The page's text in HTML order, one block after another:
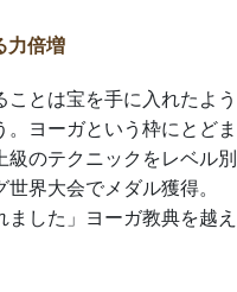
力倍増
とは宝を手に入れたよう
ヨーガという枠にとどま
のテクニックをレベル別
界大会でメダル獲得。
した」ヨーガ教典を越え